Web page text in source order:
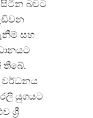
බවට
සහ
වර්ධනය
යුගයට
ශ්‍රී